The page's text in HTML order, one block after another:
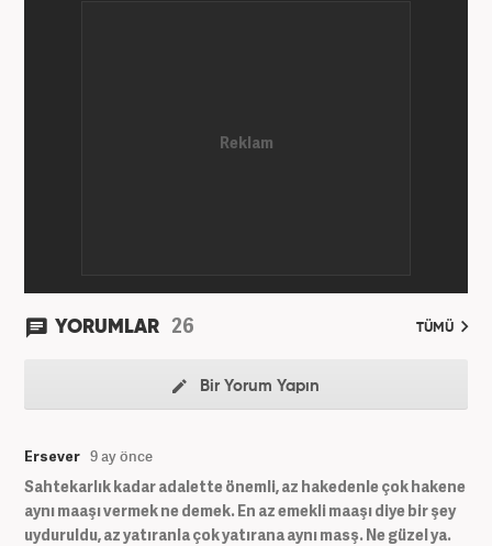
YORUMLAR 26 TÜMÜ
Bir Yorum Yapın
Ersever 9 ay önce
Sahtekarlık kadar adalette önemli, az hakedenle çok hakene
aynı maaşı vermek ne demek. En az emekli maaşı diye bir şey
uyduruldu, az yatıranla çok yatırana aynı masş. Ne güzel ya.